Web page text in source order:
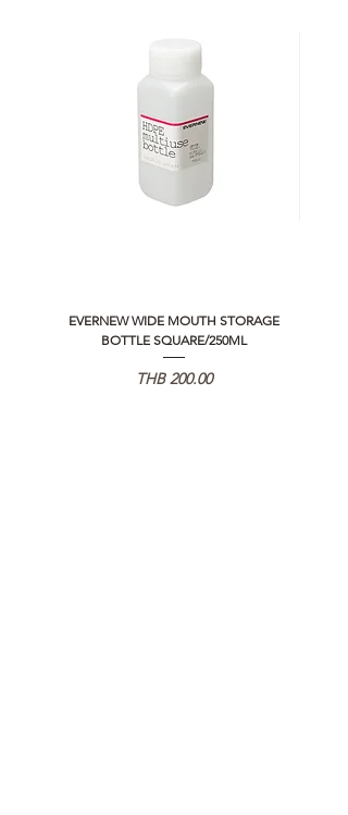
EVERNEW WIDE MOUTH STORAGE
BOTTLE SQUARE/250ML
Price
THB 200.00